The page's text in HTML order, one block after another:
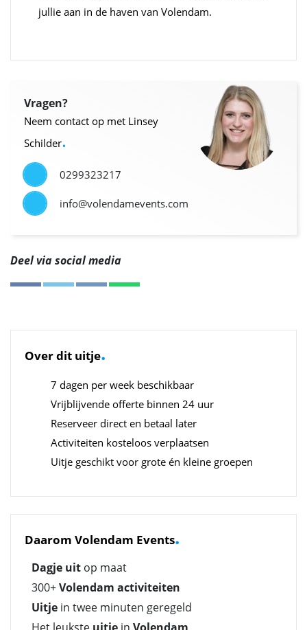
jullie aan in de haven van Volendam.
Vragen?
Neem contact op met Linsey
Schilder.
0299323217
info@volendamevents.com
Deel via social media
Over dit uitje.
7 dagen per week beschikbaar
Vrijblijvende offerte binnen 24 uur
Reserveer direct en betaal later
Activiteiten kosteloos verplaatsen
Uitje geschikt voor grote én kleine groepen
Daarom Volendam Events.
Dagje uit op maat
300+Volendam activiteiten
Uitje in twee minuten geregeld
Het leukste uitje in Volendam